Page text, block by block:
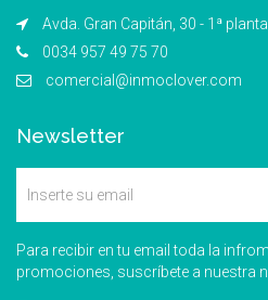
Avda. Gran Capitán, 30 - 1ª
0034 957 49 75 70
comercial@inmoclover.com
Newsletter
Para recibir en tu email toda la
promociones, suscríbete a nuestra